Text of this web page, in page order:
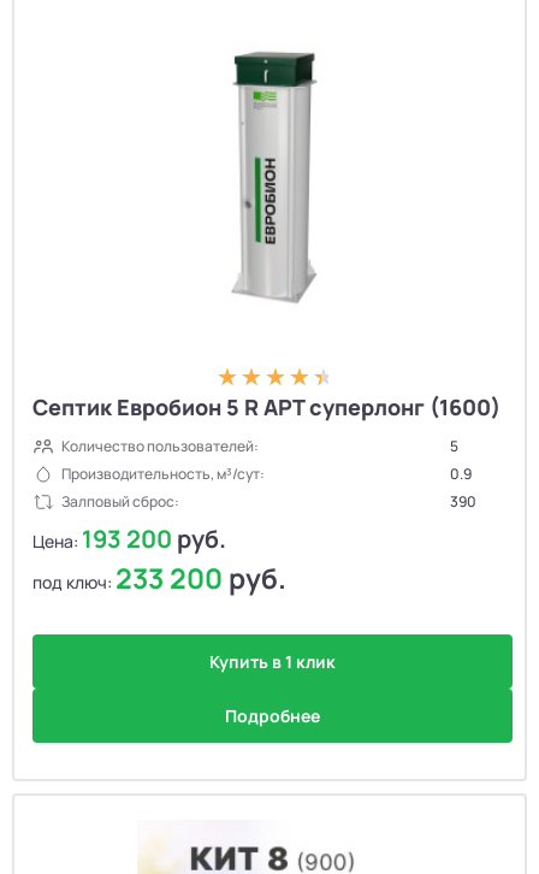
Септик Евробион 5 R АРТ суперлонг (1600)
Количество пользователей:
5
Производительность, м³/сут:
0.9
Залповый сброс:
390
Цена: 193 200 руб.
под ключ: 233 200 руб.
Купить в 1 клик
Подробнее